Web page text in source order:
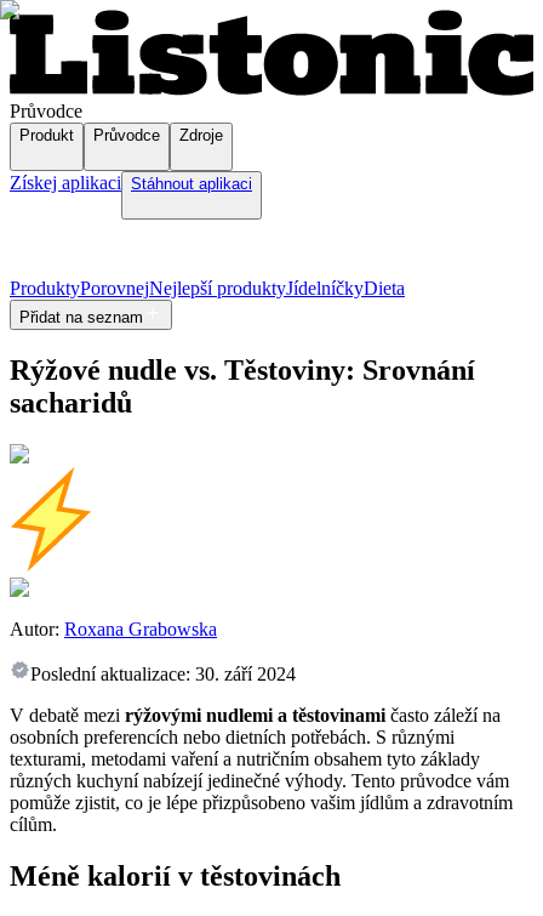
Průvodce
Produkt Průvodce Zdroje
Získej aplikaci Stáhnout aplikaci
ProduktyPorovnejNejlepší produktyJídelníčkyDieta
Přidat na seznam
Rýžové nudle vs. Těstoviny: Srovnání
sacharidů
Autor: Roxana Grabowska
Poslední aktualizace: 30. září 2024
V debatě mezi rýžovými nudlemi a těstovinami často záleží na
osobních preferencích nebo dietních potřebách. S různými
texturami, metodami vaření a nutričním obsahem tyto základy
různých kuchyní nabízejí jedinečné výhody. Tento průvodce vám
pomůže zjistit, co je lépe přizpůsobeno vašim jídlům a zdravotním
cílům.
Méně kalorií v těstovinách